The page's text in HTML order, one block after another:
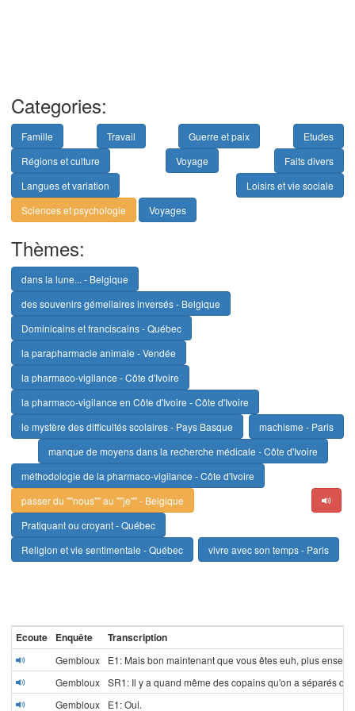
Categories:
Famille Travail Guerre et paix
Etudes
Régions et culture
Voyage
Faits divers
Langues et variation
Loisirs et vie sociale
Sciences et psychologie
Voyages
Thèmes:
dans la lune... - Belgique
des souvenirs gémellaires inversés - Belgique
Dominicains et franciscains - Québec
la parapharmacie animale - Vendée
la pharmaco-vigilance - Côte d'Ivoire
la pharmaco-vigilance en Côte d'Ivoire - Côte d'Ivoire
le mystère des difficultés scolaires - Pays Basque
machisme - Paris
manque de moyens dans la recherche médicale - Côte d'Ivoire
méthodologie de la pharmaco-vigilance - Côte d'Ivoire
passer du ""nous"" au ""je"" - Belgique
Pratiquant ou croyant - Québec
Religion et vie sentimentale - Québec
vivre avec son temps - Paris
Ecoute Enquête Transcription
Gembloux
E1: Mais bon maintenant que vous êtes euh, plus
Gembloux SR1: Il y a quand même des copains qu'on a séparés
Gembloux
E1: Oui.